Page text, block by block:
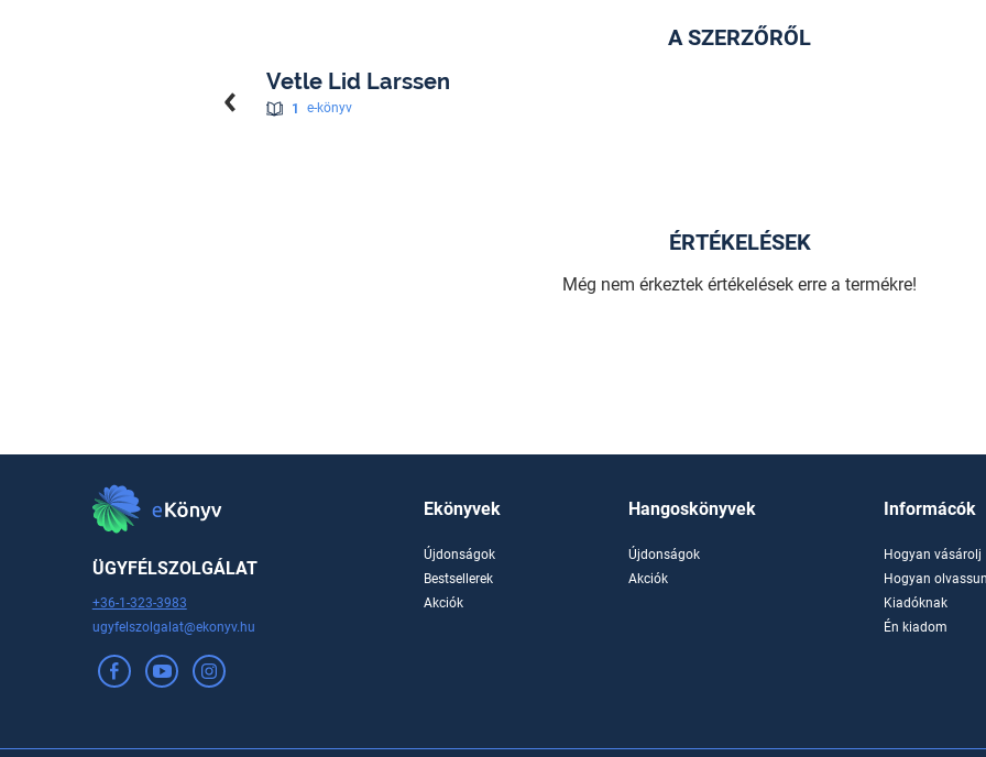
A SZERZŐRŐL
Vetle Lid Larssen
1 e-könyv
ÉRTÉKELÉSEK
Még nem érkeztek értékelések erre a termékre!
ÜGYFÉLSZOLGÁLAT
+36-1-323-3983
ugyfelszolgalat@ekonyv.hu
Ekönyvek
Újdonságok
Bestsellerek
Akciók
Hangoskönyvek
Újdonságok
Akciók
Informácók
Hogyan vásárolj
Hogyan
Kiadóknak
Én kiadom